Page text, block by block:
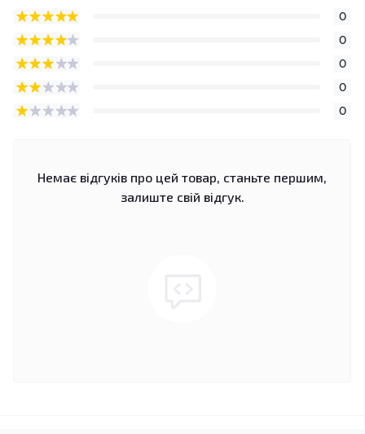
0
0
0
0
0
Немає відгуків про цей товар, станьте першим,
залиште свій відгук.